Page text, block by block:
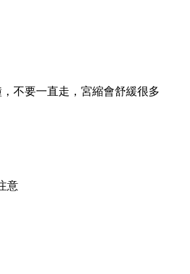
不要一直走，宮縮會舒緩很多
意